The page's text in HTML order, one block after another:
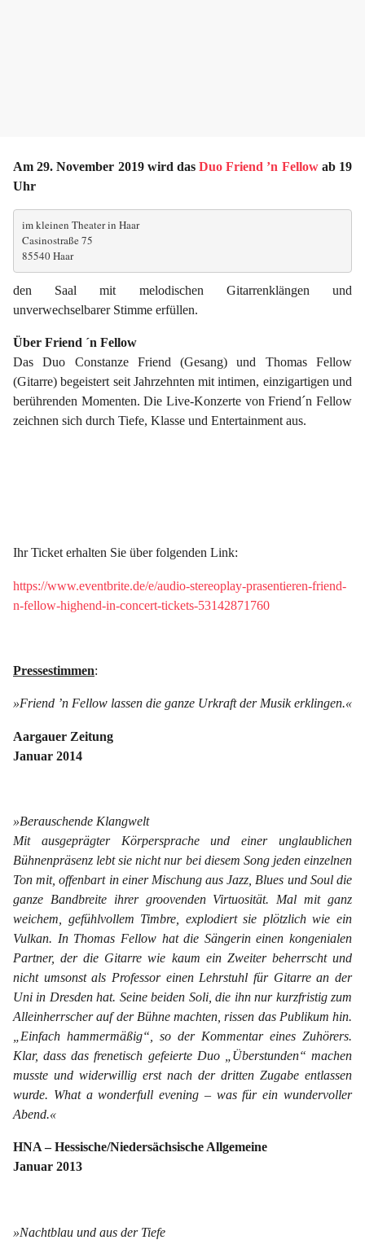
Am 29. November 2019 wird dasDuo Friend ’n Fellow ab 19
Uhr
im kleinen Theater in Haar
Casinostraße 75
85540 Haar
den Saal mit melodischen Gitarrenklängen und
unverwechselbarer Stimme erfüllen.
Über Friend ´n Fellow
Das Duo Constanze Friend (Gesang) und Thomas Fellow
(Gitarre) begeistert seit Jahrzehnten mit intimen, einzigartigen und
berührenden Momenten. Die Live-Konzerte von Friend´n Fellow
zeichnen sich durch Tiefe, Klasse und Entertainment aus.
Ihr Ticket erhalten Sie über folgenden Link:
https://www.eventbrite.de/e/audio-stereoplay-prasentieren-friend-
n-fellow-highend-in-concert-tickets-53142871760
Pressestimmen:
»Friend ’n Fellow lassen die ganze Urkraft der Musik erklingen.«
Aargauer Zeitung
Januar 2014
»Berauschende Klangwelt
Mit ausgeprägter Körpersprache und einer unglaublichen
Bühnenpräsenz lebt sie nicht nur bei diesem Song jeden einzelnen
Ton mit, offenbart in einer Mischung aus Jazz, Blues und Soul die
ganze Bandbreite ihrer groovenden Virtuosität. Mal mit ganz
weichem, gefühlvollem Timbre, explodiert sie plötzlich wie ein
Vulkan. In Thomas Fellow hat die Sängerin einen kongenialen
Partner, der die Gitarre wie kaum ein Zweiter beherrscht und
nicht umsonst als Professor einen Lehrstuhl für Gitarre an der
Uni in Dresden hat. Seine beiden Soli, die ihn nur kurzfristig zum
Alleinherrscher auf der Bühne machten, rissen das Publikum hin.
„Einfach hammermäßig“, so der Kommentar eines Zuhörers.
Klar, dass das frenetisch gefeierte Duo „Überstunden“ machen
musste und widerwillig erst nach der dritten Zugabe entlassen
wurde. What a wonderfull evening – was für ein wundervoller
Abend.«
HNA – Hessische/Niedersächsische Allgemeine
Januar 2013
»Nachtblau und aus der Tiefe